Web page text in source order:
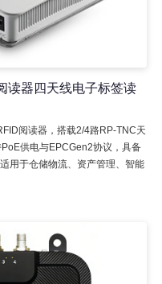
读器四天线电子标签读
阅读器，搭载2/4路RP-TNC天
供电与EPCGen2协议，具备
用于仓储物流、资产管理、智能